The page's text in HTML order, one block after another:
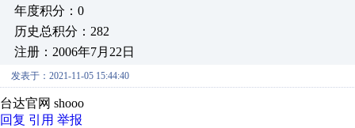
年度积分：0
历史总积分：282
注册：2006年7月22日
发表于：2021-11-05 15:44:40
台达官网 shooo
回复 引用 举报